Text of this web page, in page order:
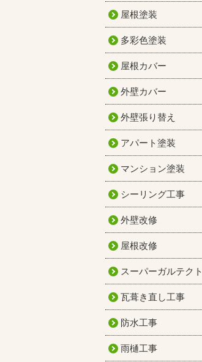
屋根塗装
多彩色塗装
屋根カバー
外壁カバー
外壁張り替え
アパート塗装
マンション塗装
シーリング工事
外壁改修
屋根改修
スーパーガルテクト
瓦葺き直し工事
防水工事
雨樋工事